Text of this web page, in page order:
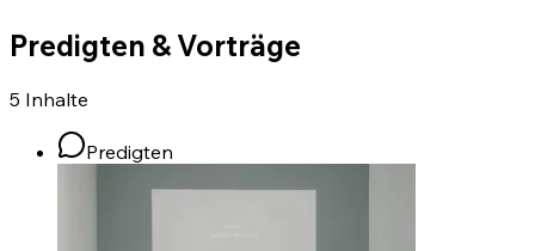
Predigten & Vorträge
5 Inhalte
Predigten